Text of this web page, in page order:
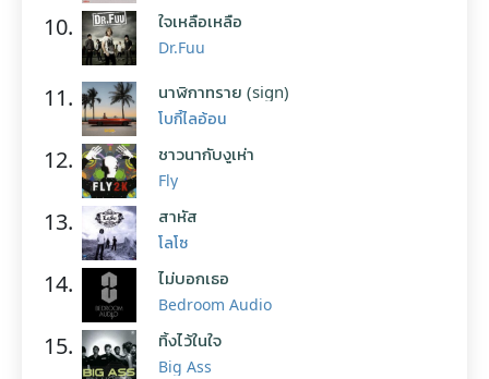
10. ใจเหลือเหลือ
Dr.Fuu
11. นาฬิกาทราย (sign)
โบกี้ไลอ้อน
12. ชาวนากับงูเห่า
Fly
13. สาหัส
โลโซ
14. ไม่บอกเธอ
Bedroom Audio
15. ทิ้งไว้ในใจ
Big Ass